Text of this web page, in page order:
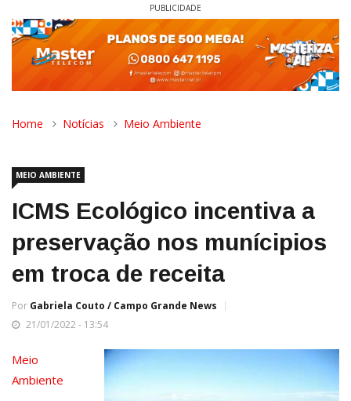
PUBLICIDADE
Home Notícias Meio Ambiente
MEIO AMBIENTE
ICMS Ecológico incentiva a
preservação nos munícipios
em troca de receita
Por Gabriela Couto / Campo Grande News
21/01/2022 - 13:54
Meio
Ambiente